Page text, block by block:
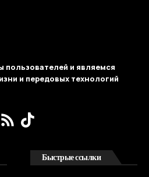
и являемся
и передовых технологий
Быстрые ссылки